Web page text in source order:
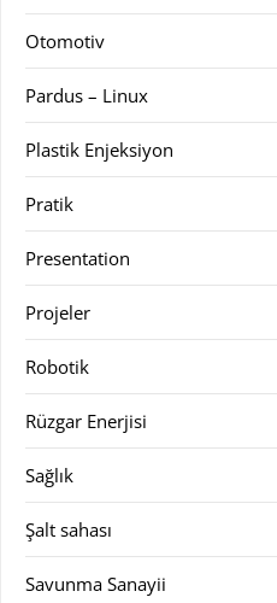
Otomotiv
Pardus – Linux
Plastik Enjeksiyon
Pratik
Presentation
Projeler
Robotik
Rüzgar Enerjisi
Sağlık
Şalt sahası
Savunma Sanayii